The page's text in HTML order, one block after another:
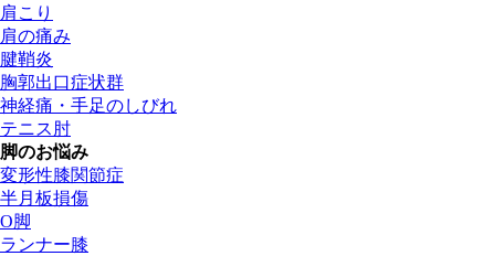
肩こり
肩の痛み
腱鞘炎
胸郭出口症状群
神経痛・手足のしびれ
テニス肘
脚のお悩み
変形性膝関節症
半月板損傷
O脚
ランナー膝